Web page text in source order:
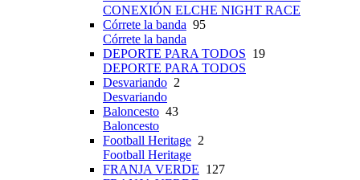
CONEXIÓN ELCHE NIGHT RACE
Córrete la banda 95
Córrete la banda
DEPORTE PARA TODOS 19
DEPORTE PARA TODOS
Desvariando 2
Desvariando
Baloncesto 43
Baloncesto
Football Heritage 2
Football Heritage
FRANJA VERDE 127